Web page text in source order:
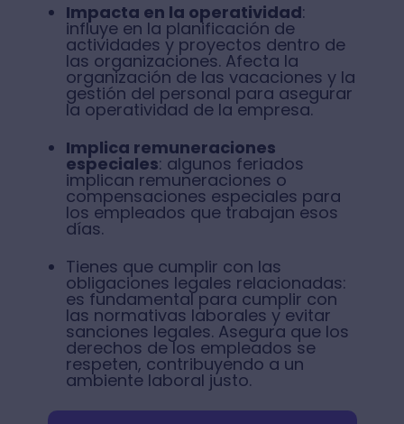
Impacta en la operatividad:
influye en la planificación de
actividades y proyectos dentro de
las organizaciones. Afecta la
organización de las vacaciones y la
gestión del personal para asegurar
la operatividad de la empresa.
Implica remuneraciones
especiales: algunos feriados
implican remuneraciones o
compensaciones especiales para
los empleados que trabajan esos
días.
Tienes que cumplir con las
obligaciones legales relacionadas:
es fundamental para cumplir con
las normativas laborales y evitar
sanciones legales. Asegura que los
derechos de los empleados se
respeten, contribuyendo a un
ambiente laboral justo.